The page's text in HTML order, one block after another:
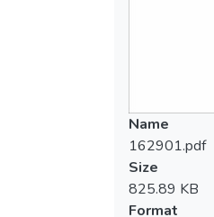
Name
162901.pdf
Size
825.89 KB
Format